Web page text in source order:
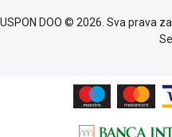
Kontakt
USPON DOO © 2026. Sva prava